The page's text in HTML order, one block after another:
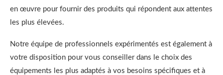
en œuvre pour fournir des produits qui répondent aux attentes
les plus élevées.
Notre équipe de professionnels expérimentés est également à
votre disposition pour vous conseiller dans le choix des
équipements les plus adaptés à vos besoins spécifiques et à